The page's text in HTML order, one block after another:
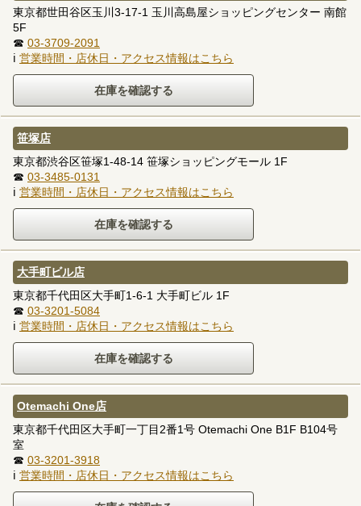
東京都世田谷区玉川3-17-1 玉川高島屋ショッピングセンター 南館
5F
☎ 03-3709-2091
ℹ 営業時間・店休日・アクセス情報はこちら
笹塚店
東京都渋谷区笹塚1-48-14 笹塚ショッピングモール 1F
☎ 03-3485-0131
ℹ 営業時間・店休日・アクセス情報はこちら
大手町ビル店
東京都千代田区大手町1-6-1 大手町ビル 1F
☎ 03-3201-5084
ℹ 営業時間・店休日・アクセス情報はこちら
Otemachi One店
東京都千代田区大手町一丁目2番1号 Otemachi One B1F B104号
室
☎ 03-3201-3918
ℹ 営業時間・店休日・アクセス情報はこちら